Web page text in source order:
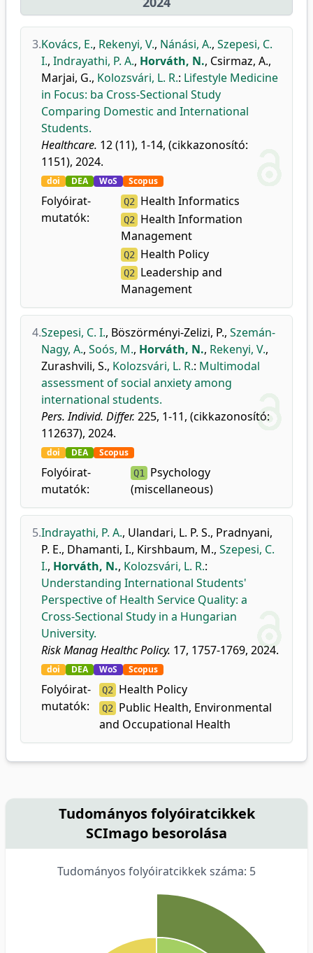
3.Kovács, E., Rekenyi, V., Nánási, A., Szepesi, C.
I., Indrayathi, P. A., Horváth, N., Csirmaz, A.,
Marjai, G., Kolozsvári, L. R.: Lifestyle Medicine
in Focus: ba Cross-Sectional Study
Comparing Domestic and International
Students.
Healthcare. 12 (11), 1-14, (cikkazonosító:
1151), 2024.
doi DEA WoS Scopus
Folyóirat-
mutatók:
Q2 Health Informatics
Q2
Health Information
Management
Q2 Health Policy
Q2
Leadership and
Management
4.Szepesi, C. I., Böszörményi-Zelizi, P., Szemán-
Nagy, A., Soós, M., Horváth, N., Rekenyi, V.,
Zurashvili, S., Kolozsvári, L. R.: Multimodal
assessment of social anxiety among
international students.
Pers. Individ. Differ. 225, 1-11, (cikkazonosító:
112637), 2024.
doi DEA Scopus
Folyóirat-
mutatók:
Q1 Psychology
(miscellaneous)
5.Indrayathi, P. A., Ulandari, L. P. S., Pradnyani,
P. E., Dhamanti, I., Kirshbaum, M., Szepesi, C.
I., Horváth, N., Kolozsvári, L. R.:
Understanding International Students'
Perspective of Health Service Quality: a
Cross-Sectional Study in a Hungarian
University.
Risk Manag Healthc Policy. 17, 1757-1769, 2024.
doi DEA WoS Scopus
Folyóirat-
mutatók:
Q2 Health Policy
Q2 Public Health, Environmental
and Occupational Health
Tudományos folyóiratcikkek
SCImago besorolása
Tudományos folyóiratcikkek száma: 5